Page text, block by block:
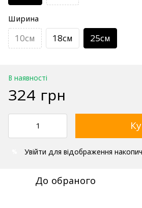
Ширина
10см 18см 25см
В наявності
324 грн
Увійти для відображення
До обраного